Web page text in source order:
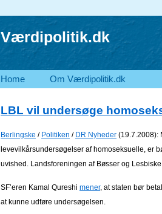
Værdipolitik.dk
Home Om Værdipolitik.dk
LBL vil undersøge
Berlingske / Politiken / DR Nyheder (19.7.2008):
levevilkårsundersøgelser af homoseksuelle, er
uvished. Landsforeningen af Bøsser og
SF’eren Kamal Qureshi mener, at staten bør
at kunne udføre undersøgelsen.